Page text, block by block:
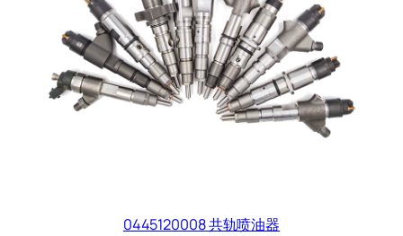
0445120008 共轨喷油器